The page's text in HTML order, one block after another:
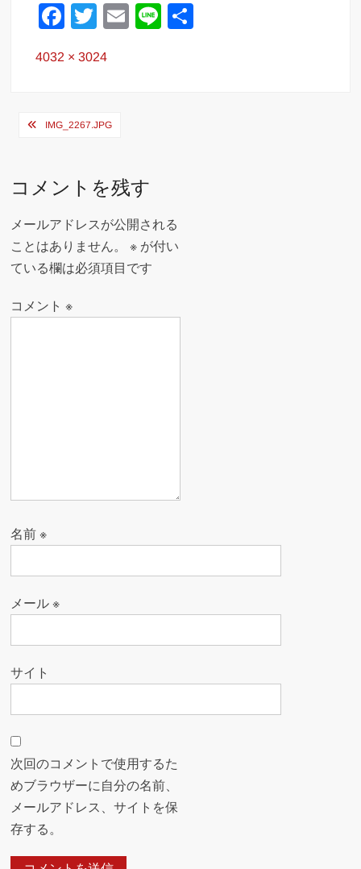
F
c
b
k
T
tt
E
Li
Full
4032 × 3024
投
ナ
ビ
ゲ
ー
シ
ョ
IMG_2267.JPG
コメントを残す
メールアドレスが公開される
ことはありません。
※ が付い
ている欄は必須項目です
コメント※
名前※
メール※
サイト
次回のコメントで使用するた
めブラウザーに自分の名前、
メールアドレス、サイトを保
存する。